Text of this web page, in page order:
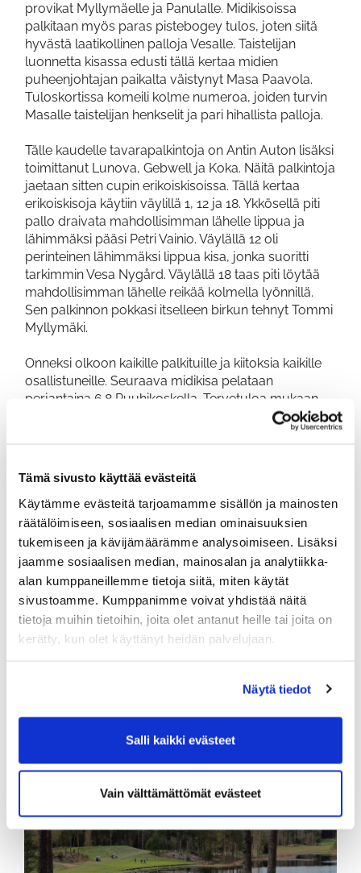
Tämä sivusto käyttää evästeitä
Käytämme evästeitä tarjoamamme sisällön ja mainosten
räätälöimiseen, sosiaalisen median ominaisuuksien
tukemiseen ja kävijämäärämme analysoimiseen. Lisäksi
jaamme sosiaalisen median, mainosalan ja analytiikka-
alan kumppaneillemme tietoja siitä, miten käytät
sivustoamme. Kumppanimme voivat yhdistää näitä
tietoja muihin tietoihin, joita olet antanut heille tai joita on
kerätty, kun olet käyttänyt heidän palvelujaan.
Näytä tiedot
Salli kaikki evästeet
Vain välttämättömät evästeet
provikat Myllymäelle ja Panulalle. Midikisoissa
palkitaan myös paras pistebogey tulos, joten siitä
hyvästä laatikollinen palloja Vesalle. Taistelijan
luonnetta kisassa edusti tällä kertaa midien
puheenjohtajan paikalta väistynyt Masa Paavola.
Tuloskortissa komeili kolme numeroa, joiden turvin
Masalle taistelijan henkselit ja pari hihallista palloja.
Tälle kaudelle tavarapalkintoja on Antin Auton lisäksi
toimittanut Lunova, Gebwell ja Koka. Näitä palkintoja
jaetaan sitten cupin erikoiskisoissa. Tällä kertaa
erikoiskisoja käytiin väylillä 1, 12 ja 18. Ykkösellä piti
pallo draivata mahdollisimman lähelle lippua ja
lähimmäksi pääsi Petri Vainio. Väylällä 12 oli
perinteinen lähimmäksi lippua kisa, jonka suoritti
tarkimmin Vesa Nygård. Väylällä 18 taas piti löytää
mahdollisimman lähelle reikää kolmella lyönnillä.
Sen palkinnon pokkasi itselleen birkun tehnyt Tommi
Myllymäki.
Onneksi olkoon kaikille palkituille ja kiitoksia kaikille
osallistuneille. Seuraava midikisa pelataan
perjantaina 6.8 Ruuhikoskella. Tervetuloa mukaan
PÄIVITETTY ANTIN AUTO -CUPIN
PISTETILANNE LÖYTYY TÄÄLTÄ
Jos sinulla on ideoita midihenkeen sopivista
erikoiskisoista, ole rohkeasti yhteydessä
toimikuntaan.
Miditoimikunta
Midien kevätreissu